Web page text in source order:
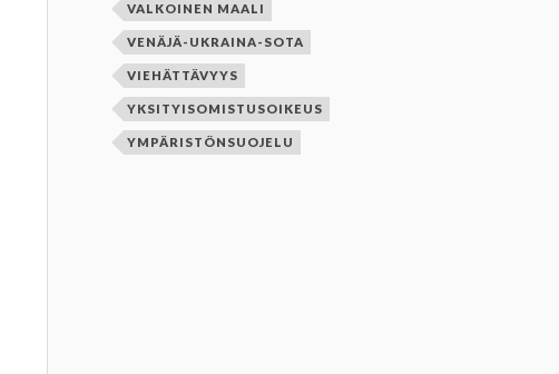
VALKOINEN MAALI
VENÄJÄ-UKRAINA-SOTA
VIEHÄTTÄVYYS
YKSITYISOMISTUSOIKEUS
YMPÄRISTÖNSUOJELU